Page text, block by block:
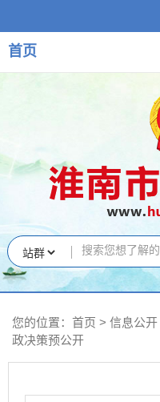
首页
您的位置： 首页 > 信息公开
政决策预公开